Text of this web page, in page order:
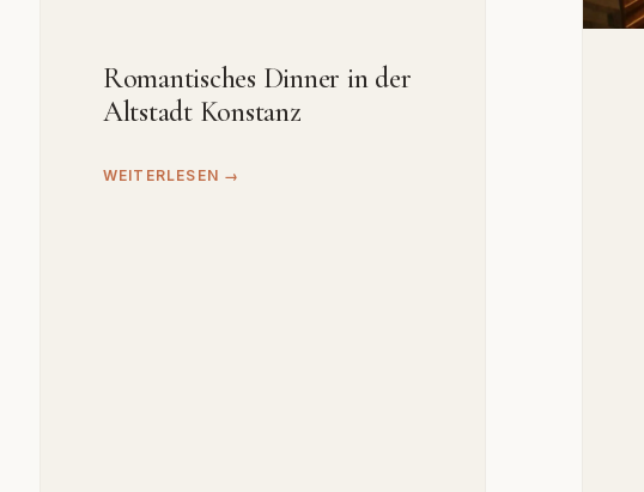
Romantisches Dinner in der
Altstadt Konstanz
WEITERLESEN →